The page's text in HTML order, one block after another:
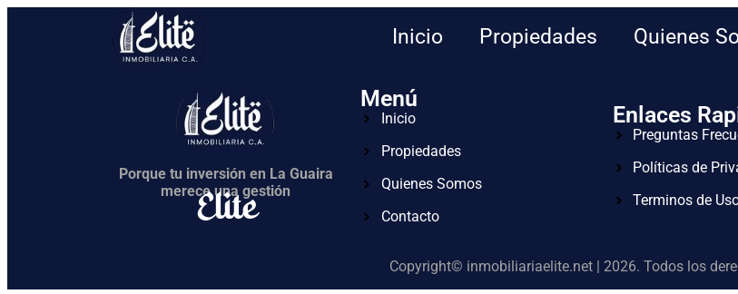
Inicio Propiedades Quienes
Porque tu inversión en La Guaira
merece una gestión
Elite
Menú
Inicio
Propiedades
Quienes Somos
Contacto
Enlaces
Preguntas
Políticas de
Terminos de
Copyright© inmobiliariaelite.net | 2026. Todos los